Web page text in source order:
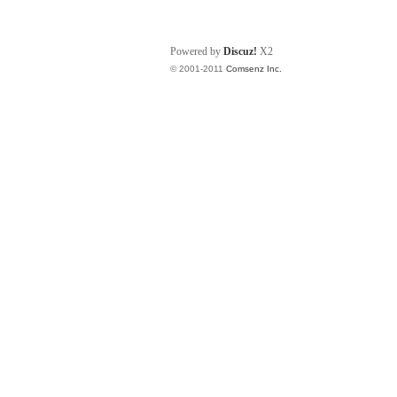
Powered by Discuz! X2
© 2001-2011 Comsenz Inc.